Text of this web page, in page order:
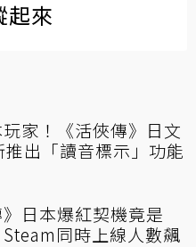
起來
家！《活俠傳》日文
推出「讀音標示」功能
》日本爆紅契機竟是
Steam同時上線人數飆